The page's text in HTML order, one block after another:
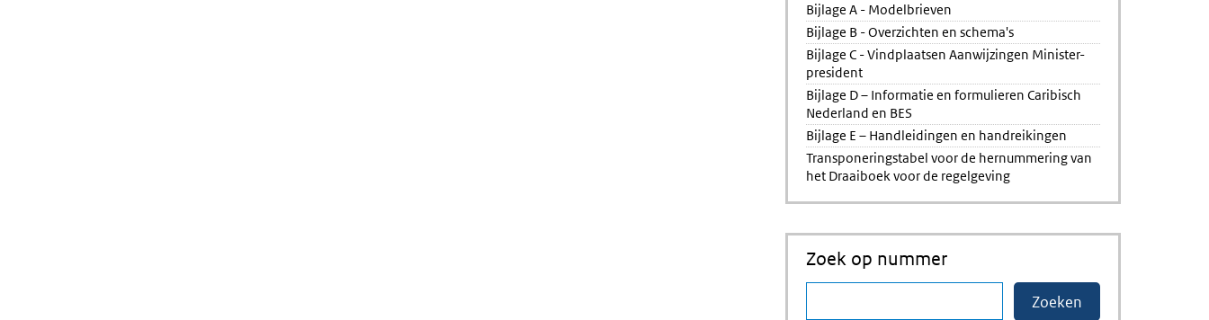
Bijlage A - Modelbrieven
Bijlage B - Overzichten en schema's
Bijlage C - Vindplaatsen Aanwijzingen Minister-
president
Bijlage D – Informatie en formulieren Caribisch
Nederland en BES
Bijlage E – Handleidingen en handreikingen
Transponeringstabel voor de hernummering van
het Draaiboek voor de regelgeving
Zoek op nummer